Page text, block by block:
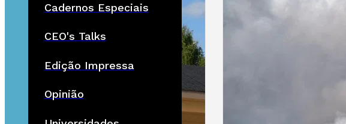
Cadernos Especiais
CEO's Talks
Edição Impressa
Opinião